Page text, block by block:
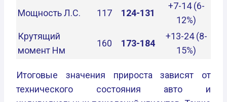
Мощность Л.С. 117 124-131
+7-14 (6-
12%)
Крутящий
момент Нм
160 173-184
+13-24 (8-
15%)
Итоговые значения прироста зависят от
технического состояния авто и